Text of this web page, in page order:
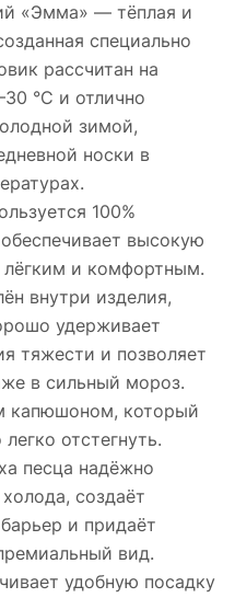
«Эмма» — тёплая и
специально
рассчитан на
°C и отлично
зимой,
носки в
100%
высокую
лёгким и комфортным.
внутри изделия,
удерживает
тяжести и позволяет
в сильный мороз.
капюшоном, который
отстегнуть.
песца надёжно
создаёт
и придаёт
вид.
удобную посадку